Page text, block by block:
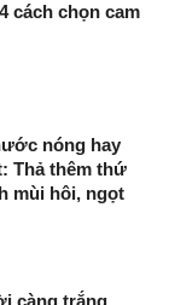
cách chọn cam
nóng hay
Thả thêm thứ
mùi hôi, ngọt